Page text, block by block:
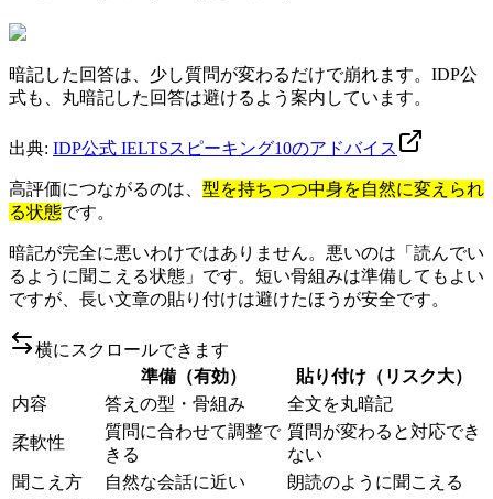
暗記した回答は、少し質問が変わるだけで崩れます。IDP公
式も、丸暗記した回答は避けるよう案内しています。
出典: IDP公式 IELTSスピーキング10のアドバイス
高評価につながるのは、 型を持ちつつ中身を自然に変えられ
る状態です。
暗記が完全に悪いわけではありません。悪いのは「読んでい
るように聞こえる状態」です。短い骨組みは準備してもよい
ですが、長い文章の貼り付けは避けたほうが安全です。
横にスクロールできます
準備（有効）
貼り付け（リスク大）
内容
答えの型・骨組み 全文を丸暗記
柔軟性
質問に合わせて調整で
きる
質問が変わると対応でき
ない
聞こえ方
自然な会話に近い
朗読のように聞こえる